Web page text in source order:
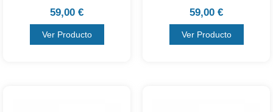
59,00 €
Ver Producto
59,00 €
Ver Producto